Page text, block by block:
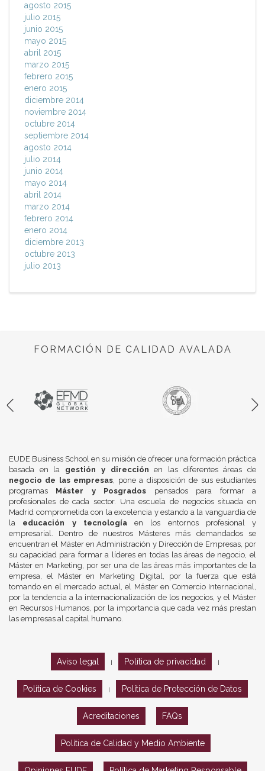
agosto 2015
julio 2015
junio 2015
mayo 2015
abril 2015
marzo 2015
febrero 2015
enero 2015
diciembre 2014
noviembre 2014
octubre 2014
septiembre 2014
agosto 2014
julio 2014
junio 2014
mayo 2014
abril 2014
marzo 2014
febrero 2014
enero 2014
diciembre 2013
octubre 2013
julio 2013
FORMACIÓN DE CALIDAD AVALADA
EUDE Business School en su misión de ofrecer una formación práctica
basada en la gestión y dirección en las diferentes áreas de
negocio de las empresas, pone a disposición de sus estudiantes
programas Máster y Posgrados pensados para formar a
profesionales de cada sector. Una escuela de negocios situada en
Madrid comprometida con la excelencia y estando a la vanguardia de
la educación y tecnologíaen los entornos profesional y
empresarial. Dentro de nuestros Másteres más demandados se
encuentran el Máster en Administración y Dirección de Empresas, por
su capacidad para formar a líderes en todas las áreas de negocio, el
Máster en Marketing, por ser una de las áreas más importantes de la
empresa, el Máster en Marketing Digital, por la fuerza que está
tomando en el mercado actual, el Máster en Comercio Internacional,
por la tendencia a la internacionalización de los negocios, y el Máster
en Recursos Humanos, por la importancia que cada vez más prestan
las empresas al capital humano.
Aviso legal Política de privacidad
Política de Cookies Política de Protección de Datos
Acreditaciones FAQs
Política de Calidad y Medio Ambiente